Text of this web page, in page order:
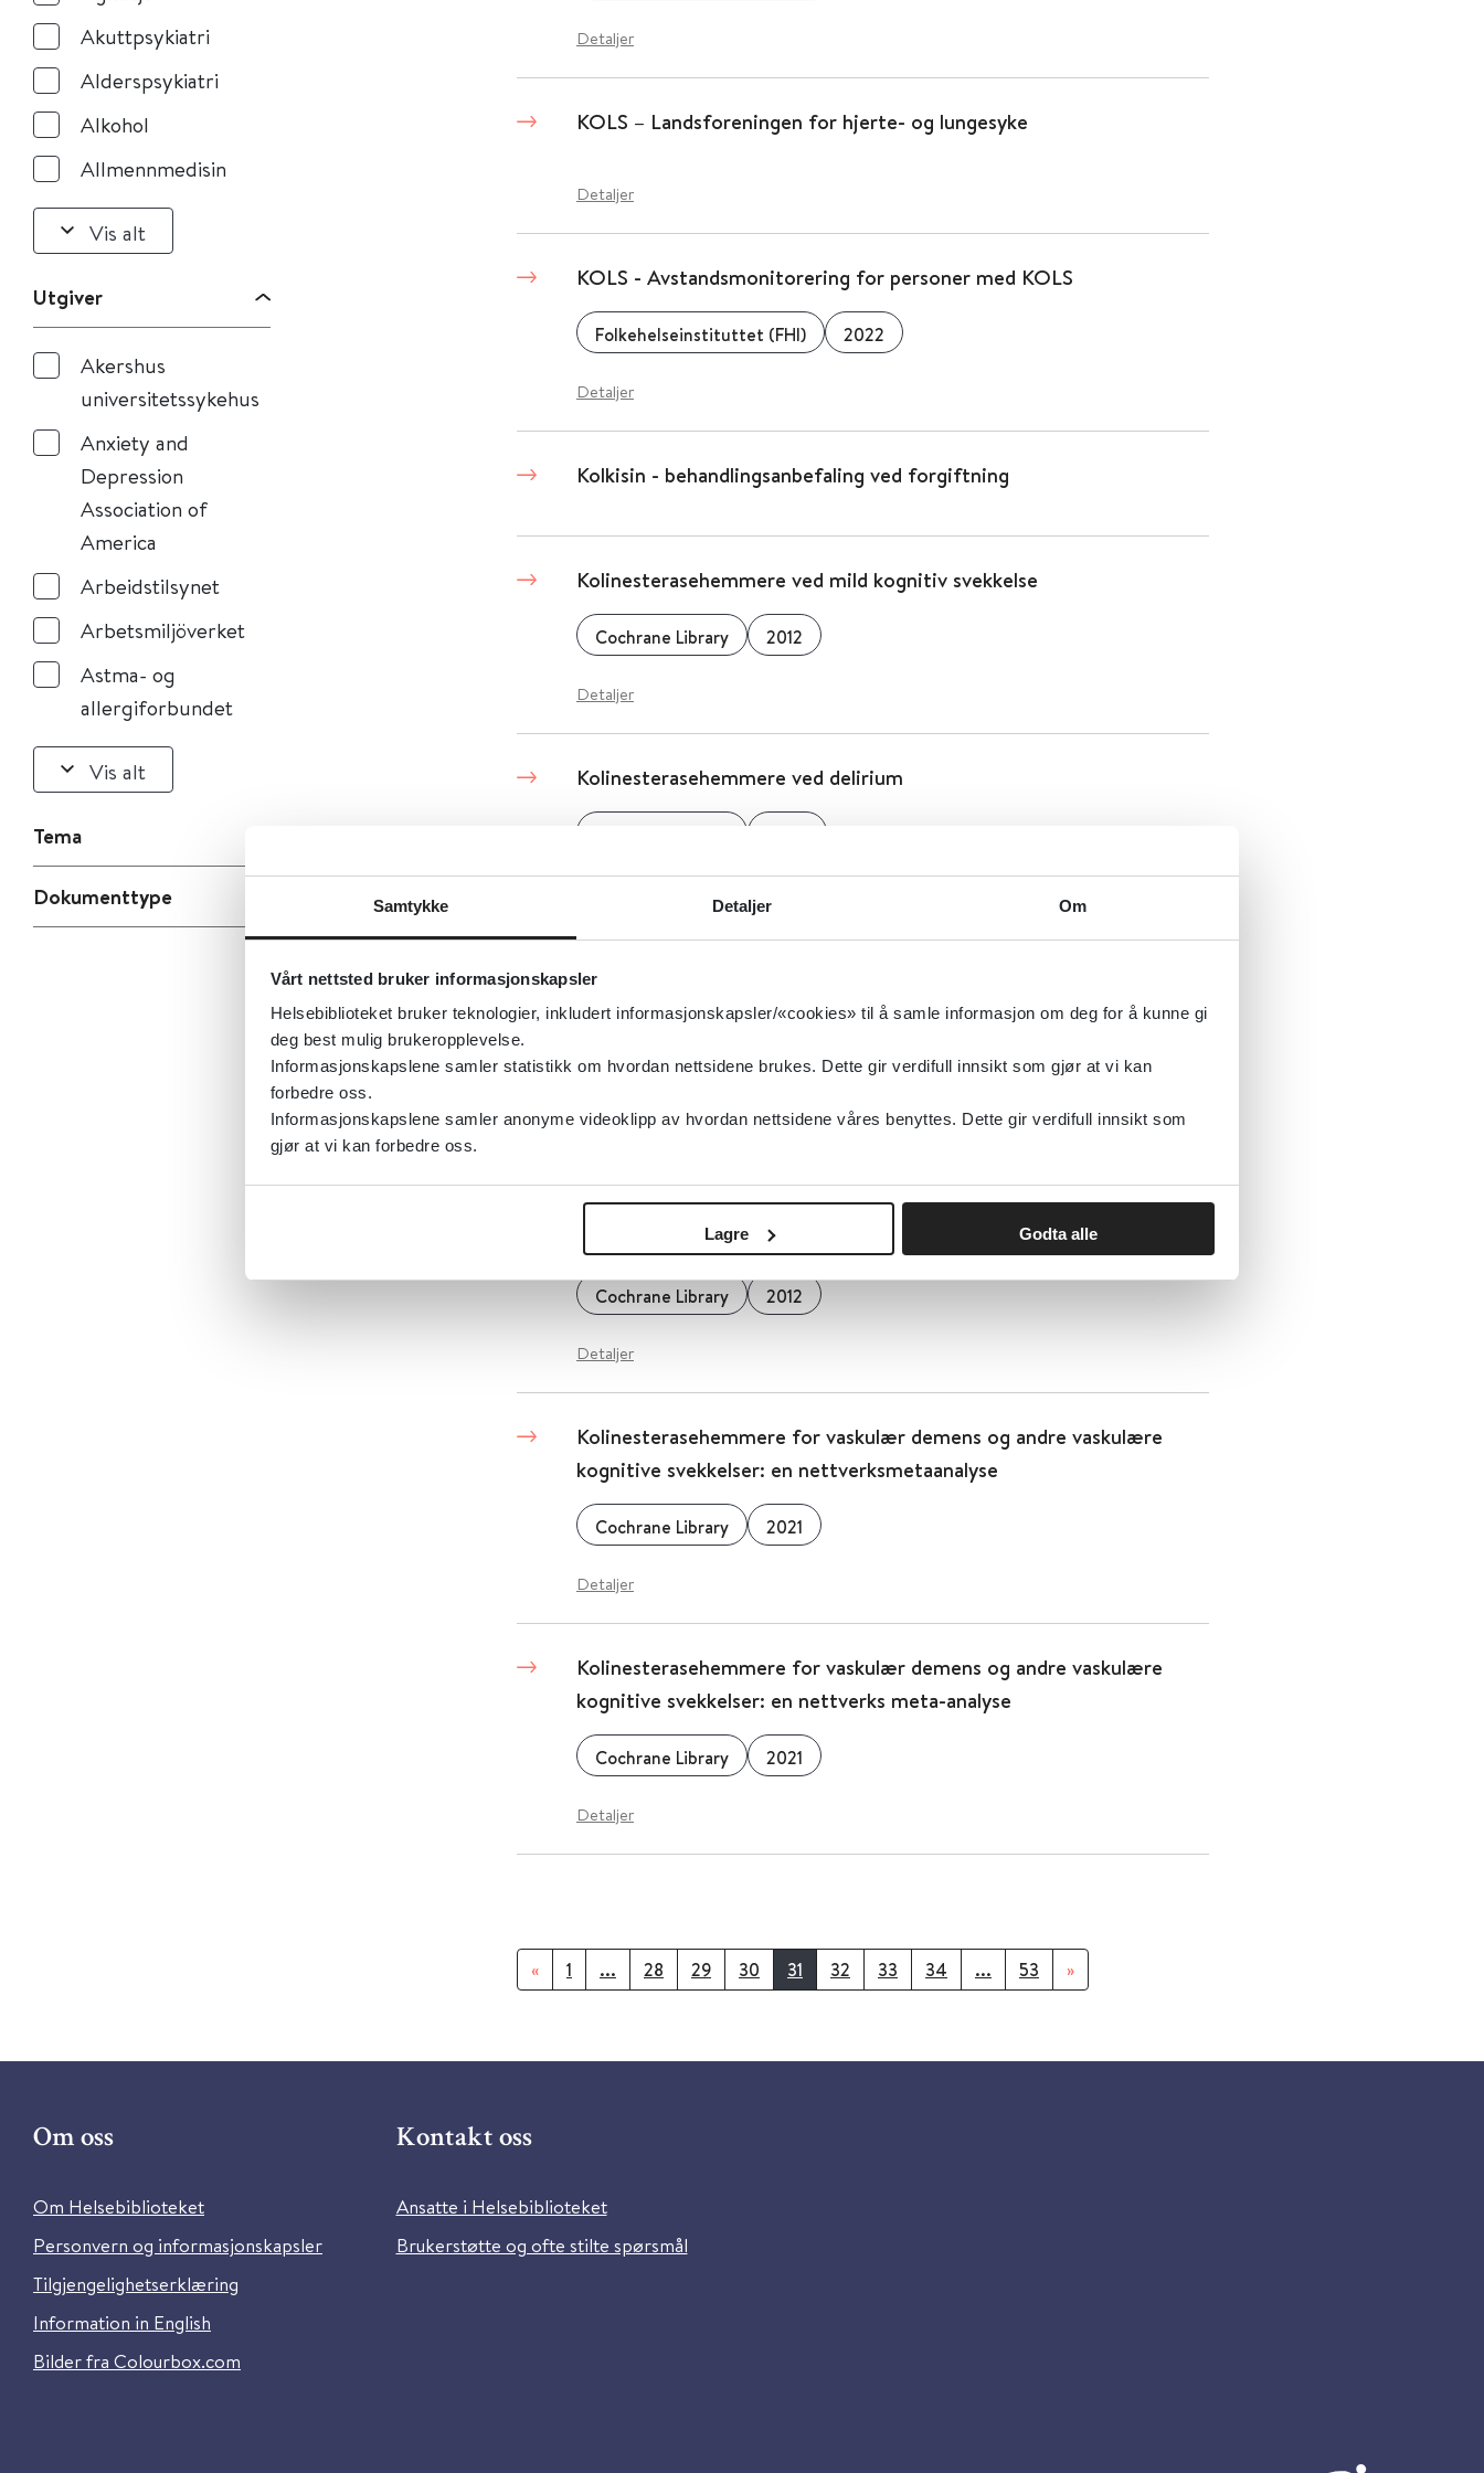
Samtykke Detaljer Om
Vårt nettsted bruker informasjonskapsler
Helsebiblioteket bruker teknologier, inkludert informasjonskapsler/«cookies» til å samle informasjon om deg for å kunne gi
deg best mulig brukeropplevelse.
Informasjonskapslene samler statistikk om hvordan nettsidene brukes. Dette gir verdifull innsikt som gjør at vi kan
forbedre oss.
Informasjonskapslene samler anonyme videoklipp av hvordan nettsidene våres benyttes. Dette gir verdifull innsikt som
gjør at vi kan forbedre oss.
Lagre Godta alle
Akuttpsykiatri
Alderspsykiatri
Alkohol
Allmennmedisin
Vis alt
Utgiver
Akershus
universitetssykehus
Anxiety and
Depression
Association of
America
Arbeidstilsynet
Arbetsmiljöverket
Astma- og
allergiforbundet
Vis alt
Tema
Dokumenttype
Detaljer
KOLS – Landsforeningen for hjerte- og lungesyke
Detaljer
KOLS - Avstandsmonitorering for personer med KOLS
Folkehelseinstituttet (FHI) 2022
Detaljer
Kolkisin - behandlingsanbefaling ved forgiftning
Kolinesterasehemmere ved mild kognitiv svekkelse
Cochrane Library 2012
Detaljer
Kolinesterasehemmere ved delirium
Kolinesterasehemmere ved Alzheimers sykdom
Parkinsons sykdom-demens og kognitiv svekkelse ved Parkinsons
Cochrane Library 2012
Detaljer
Kolinesterasehemmere for vaskulær demens og andre vaskulære
kognitive svekkelser: en nettverksmetaanalyse
Cochrane Library 2021
Detaljer
Kolinesterasehemmere for vaskulær demens og andre vaskulære
kognitive svekkelser: en nettverks meta-analyse
Cochrane Library 2021
Detaljer
« 1 ... 28 29 30 31 32 33 34 ... 53 »
Om oss
Om Helsebiblioteket
Personvern og informasjonskapsler
Tilgjengelighetserklæring
Information in English
Bilder fra Colourbox.com
Kontakt oss
Ansatte i Helsebiblioteket
Brukerstøtte og ofte stilte spørsmål